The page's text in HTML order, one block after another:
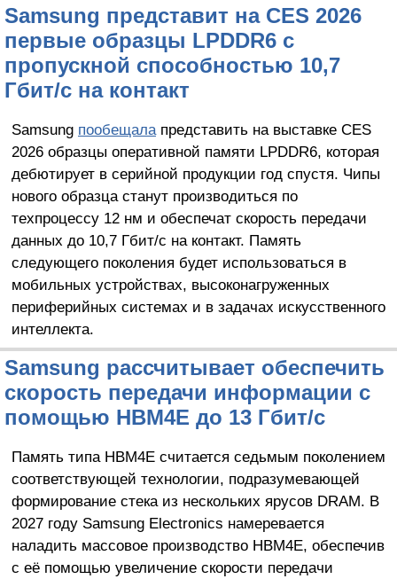
Samsung представит на CES 2026
первые образцы LPDDR6 с
пропускной способностью 10,7
Гбит/с на контакт
Samsung пообещалапредставить на выставке CES
2026 образцы оперативной памяти LPDDR6, которая
дебютирует в серийной продукции год спустя. Чипы
нового образца станут производиться по
техпроцессу 12 нм и обеспечат скорость передачи
данных до 10,7 Гбит/с на контакт. Память
следующего поколения будет использоваться в
мобильных устройствах, высоконагруженных
периферийных системах и в задачах искусственного
интеллекта.
Samsung рассчитывает обеспечить
скорость передачи информации с
помощью HBM4E до 13 Гбит/с
Память типа HBM4E считается седьмым поколением
соответствующей технологии, подразумевающей
формирование стека из нескольких ярусов DRAM. В
2027 году Samsung Electronics намеревается
наладить массовое производство HBM4E, обеспечив
с её помощью увеличение скорости передачи